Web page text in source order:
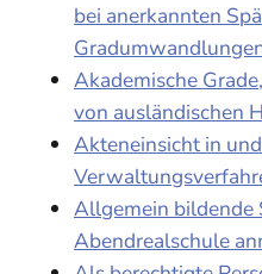
bei anerkannten
Akademische
von ausländischen
Akteneinsicht in
Allgemein bildende
Abendrealschule